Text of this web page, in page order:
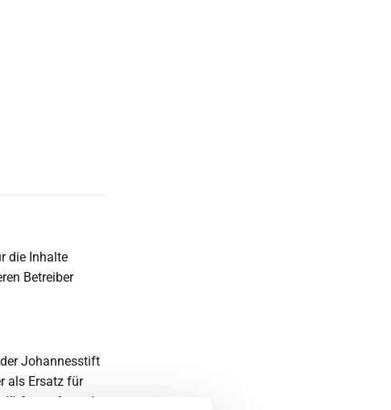
die Inhalte
Betreiber
Johannesstift
als Ersatz für
aufgrund